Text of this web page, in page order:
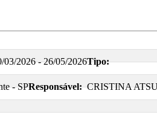
03/2026 - 26/05/2026Tipo:
- SPResponsável: CRISTINA